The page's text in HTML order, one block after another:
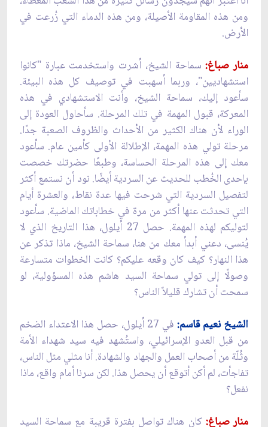
ومن هذه المقاومة الأصيلة، ومن هذه الدماء التي زُرعت في
الأرض.
منار صباغ:سماحة الشيخ، أشرت واستخدمت عبارة "كانوا
استشهاديين"، وربما أسهبت في توصيف كل هذه البيئة.
سأعود إليك، سماحة الشيخ، وأنت الاستشهادي في هذه
المعركة، قبول المهمة في تلك المرحلة. سأحاول العودة إلى
الوراء لأن هناك الكثير من الأحداث والظروف الصعبة جدًا.
مرحلة تولي هذه المهمة، الإطلالة الأولى كأمين عام. سأعود
معك إلى هذه المرحلة الحساسة، وطبعًا حضرتك خصصت
بإحدى الخُطب للحديث عن السردية أيضًا. نود أن نستمع أكثر
لتفصيل السردية التي شرحت فيها عدة نقاط، والعشرة أيام
التي تحدثت عنها أكثر من مرة في خطاباتك الماضية. سأعود
لتوليكم لهذه المهمة. حصل 27 أيلول، هذا التاريخ الذي لا
يُنسى، دعني أبدأ معك من هنا، سماحة الشيخ، ماذا تذكر عن
هذا النهار؟ كيف كان وقعه عليكم؟ كانت الخطوات متسارعة
وصولًا إلى تولي سماحة السيد هاشم هذه المسؤولية، لو
سمحت أن تشارك قليلاً الناس؟
الشيخ نعيم قاسم:
في 27 أيلول، حصل هذا الاعتداء الضخم
من قبل العدو الإسرائيلي، واستُشهد فيه سيد شهداء الأمة
وثُلّة من أصحاب العمل والجهاد والشهادة. أنا مثلي مثل الناس،
تفاجأت، لم أكن أتوقع أن يحصل هذا. لكن سرنا أمام واقع، ماذا
نفعل؟
منار صباغ: كان هناك تواصل بفترة قريبة مع سماحة السيد